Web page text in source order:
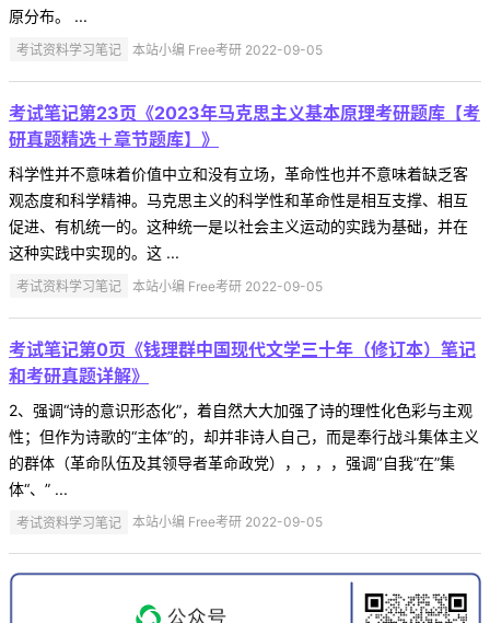
原分布。 ...
考试资料学习笔记 本站小编 Free考研 2022-09-05
考试笔记第23页《2023年马克思主义基本原理考研题库【考
研真题精选＋章节题库】》
科学性并不意味着价值中立和没有立场，革命性也并不意味着缺乏客
观态度和科学精神。马克思主义的科学性和革命性是相互支撑、相互
促进、有机统一的。这种统一是以社会主义运动的实践为基础，并在
这种实践中实现的。这 ...
考试资料学习笔记 本站小编 Free考研 2022-09-05
考试笔记第0页《钱理群中国现代文学三十年（修订本）笔记
和考研真题详解》
2、强调“诗的意识形态化”，着自然大大加强了诗的理性化色彩与主观
性；但作为诗歌的“主体”的，却并非诗人自己，而是奉行战斗集体主义
的群体（革命队伍及其领导者革命政党），，，，强调‘’自我“在”集
体“、” ...
考试资料学习笔记 本站小编 Free考研 2022-09-05